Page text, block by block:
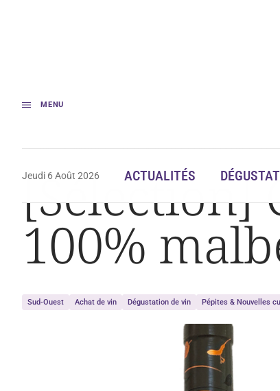
MENU
Jeudi 6 Août 2026 ACTUALITÉS
Accueil Dégustation [Sélection] Cahors : quatre pépites 100%
[Sélection]
100%
Sud-Ouest Achat de vin Dégustation de vin Pépites & Nouvelles